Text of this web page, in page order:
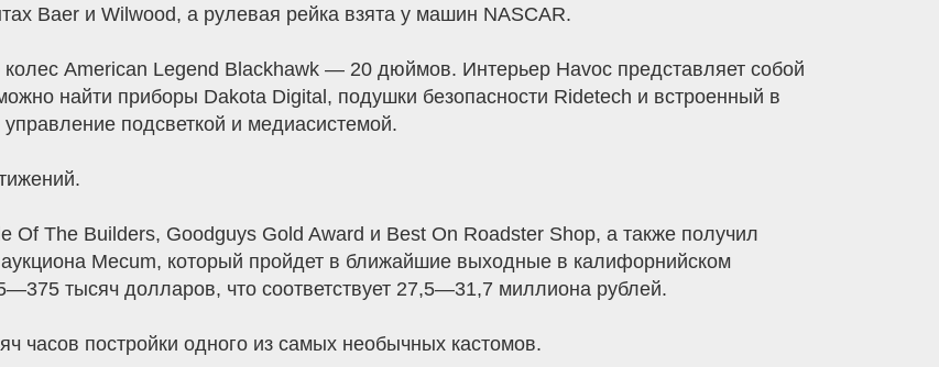
Baer и Wilwood, а рулевая рейка взята у машин NASCAR.
American Legend Blackhawk — 20 дюймов. Интерьер Havoc представляет собой
найти приборы Dakota Digital, подушки безопасности Ridetech и встроенный в
подсветкой и медиасистемой.
Of The Builders, Goodguys Gold Award и Best On Roadster Shop, а также получил
Mecum, который пройдет в ближайшие выходные в калифорнийском
тысяч долларов, что соответствует 27,5—31,7 миллиона рублей.
часов постройки одного из самых необычных кастомов.